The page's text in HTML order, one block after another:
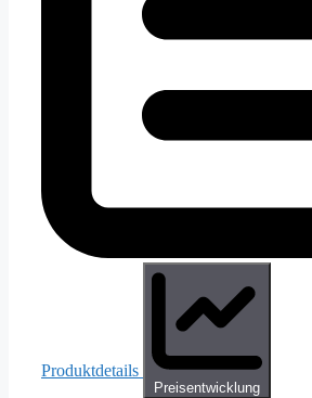
Produktdetails
Preisentwicklung